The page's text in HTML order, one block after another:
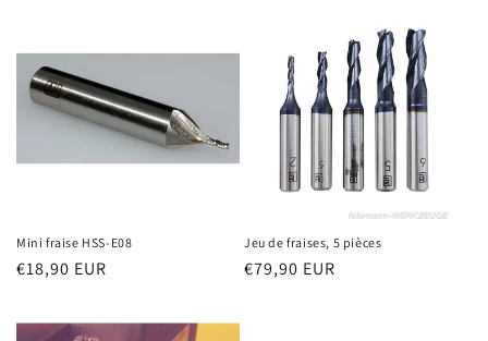
Mini fraise HSS-E08
Prix
€18,90 EUR
Jeu de fraises, 5 pièces
Prix
€79,90 EUR